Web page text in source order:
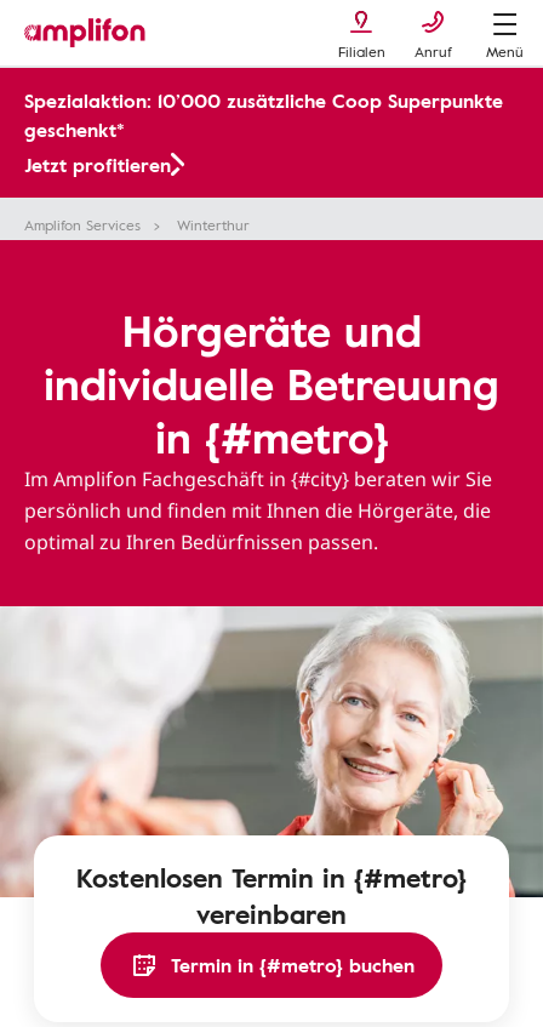
Filialen Anruf Menü
Spezialaktion: 10’000 zusätzliche Coop Superpunkte
geschenkt*
Jetzt profitieren
Amplifon Services Winterthur
Hörgeräte und
individuelle Betreuung
in {#metro}
Im Amplifon Fachgeschäft in {#city} beraten wir Sie
persönlich und finden mit Ihnen die Hörgeräte, die
optimal zu Ihren Bedürfnissen passen.
Kostenlosen Termin in {#metro}
vereinbaren
Termin in {#metro} buchen